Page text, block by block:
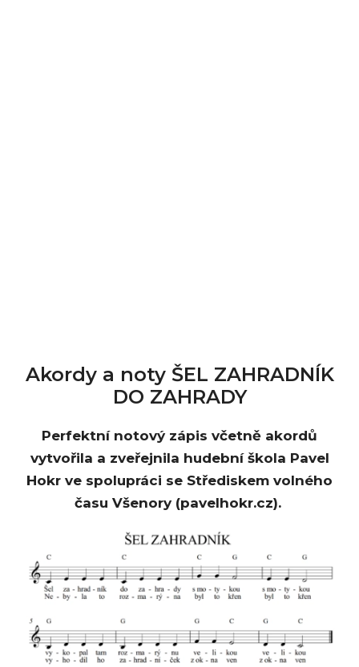
Akordy a noty ŠEL ZAHRADNÍK
DO ZAHRADY
Perfektní notový zápis včetně akordů
vytvořila a zveřejnila hudební škola Pavel
Hokr ve spolupráci se Střediskem volného
času Všenory (pavelhokr.cz).